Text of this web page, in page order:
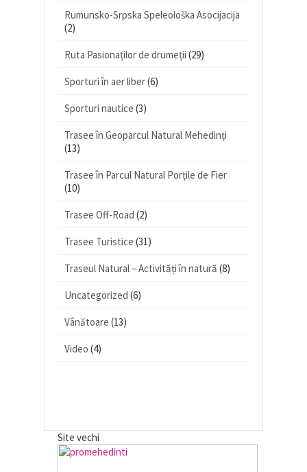
Rumunsko-Srpska Speleološka Asocijacija
(2)
Ruta Pasionaților de drumeții (29)
Sporturi în aer liber(6)
Sporturi nautice (3)
Trasee în Geoparcul Natural Mehedinți
(13)
Trasee în Parcul Natural Porțile de Fier
(10)
Trasee Off-Road (2)
Trasee Turistice (31)
Traseul Natural – Activități în natură (8)
Uncategorized (6)
Vânătoare (13)
Video (4)
Site vechi